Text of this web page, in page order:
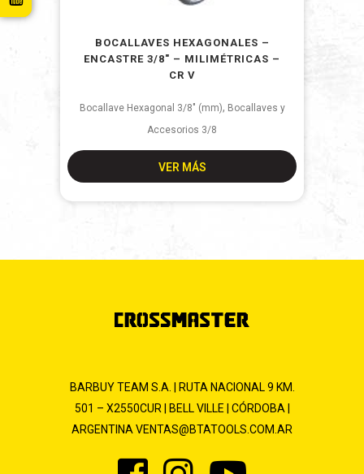
BOCALLAVES HEXAGONALES –
ENCASTRE 3/8″ – MILIMÉTRICAS –
CR V
Bocallave Hexagonal 3/8" (mm), Bocallaves y
Accesorios 3/8
VER MÁS
BARBUY TEAM S.A. | RUTA NACIONAL 9 KM.
501 – X2550CUR | BELL VILLE | CÓRDOBA |
ARGENTINA VENTAS@BTATOOLS.COM.AR